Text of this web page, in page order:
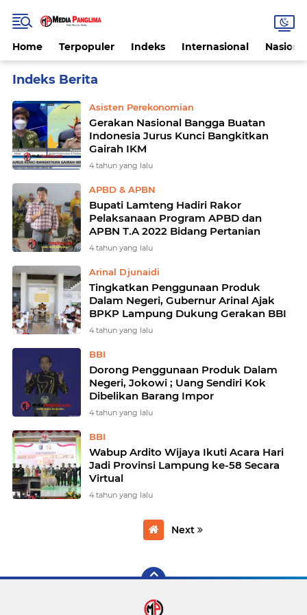
Home Terpopuler Indeks Internasional
Asisten Perekonomian
Gerakan Nasional Bangga Buatan
Indonesia Jurus Kunci Bangkitkan
Gairah IKM
4 tahun yang lalu
APBD & APBN
Bupati Lamteng Hadiri Rakor
Pelaksanaan Program APBD dan
APBN T.A 2022 Bidang Pertanian
4 tahun yang lalu
Arinal Djunaidi
Tingkatkan Penggunaan Produk
Dalam Negeri, Gubernur Arinal Ajak
BPKP Lampung Dukung Gerakan BBI
4 tahun yang lalu
BBI
Dorong Penggunaan Produk Dalam
Negeri, Jokowi ; Uang Sendiri Kok
Dibelikan Barang Impor
4 tahun yang lalu
BBI
Wabup Ardito Wijaya Ikuti Acara Hari
Jadi Provinsi Lampung ke-58 Secara
Virtual
4 tahun yang lalu
Next